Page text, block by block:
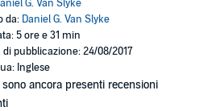
G. Van Slyke
da: Daniel G. Van Slyke
5 ore e 31 min
di pubblicazione: 24/08/2017
Inglese
sono ancora presenti recensioni